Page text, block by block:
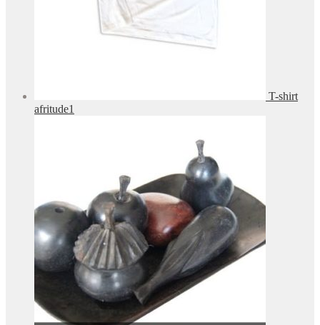
T-shirt
afritude1